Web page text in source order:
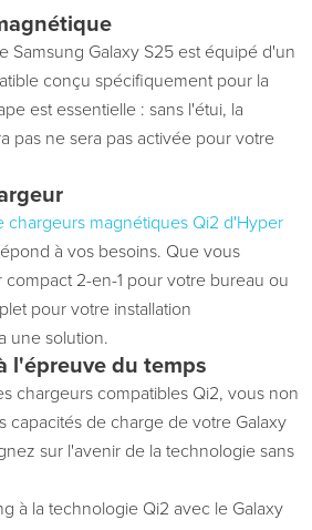
Samsung Galaxy S25 est équipé d'un
conçu spécifiquement pour la
est essentielle : sans l'étui, la
pasne sera pas activée pour votre
magnétiques Qi2 d'Hyper
à vos besoins. Que vous
2-en-1 pour votre bureau ou
pour votre installation
une solution.
l'épreuve du temps
chargeurs compatibles Qi2, vousnon
capacités de charge de votre Galaxy
sur l'avenir de la technologie sans
à la technologie Qi2 avec le Galaxy